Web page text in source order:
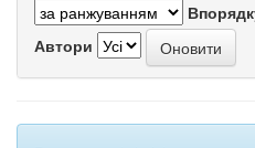
Автори